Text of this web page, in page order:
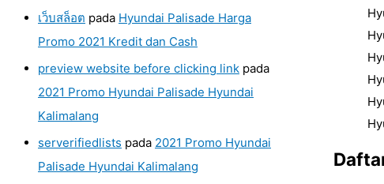
เว็บสล็อต pada Hyundai Palisade Harga
Promo 2021 Kredit dan Cash
preview website before clicking link pada
2021 Promo Hyundai Palisade Hyundai
Kalimalang
serverifiedlists pada 2021 Promo Hyundai
Palisade Hyundai Kalimalang